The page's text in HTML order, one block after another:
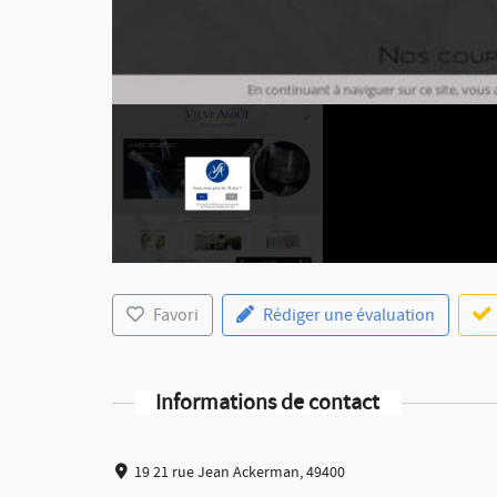
Favori Rédiger une évaluation
Informations de contact
19 21 rue Jean Ackerman, 49400